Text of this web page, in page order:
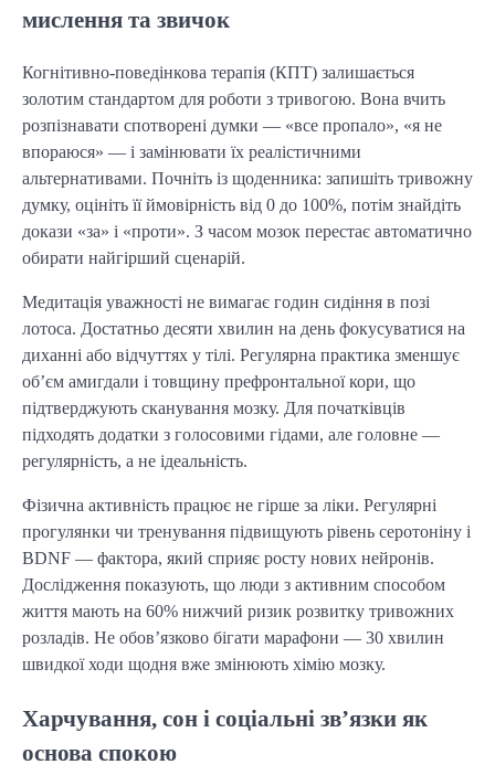
мислення та звичок
Когнітивно-поведінкова терапія (КПТ) залишається
золотим стандартом для роботи з тривогою. Вона вчить
розпізнавати спотворені думки — «все пропало», «я не
впораюся» — і замінювати їх реалістичними
альтернативами. Почніть із щоденника: запишіть тривожну
думку, оцініть її ймовірність від 0 до 100%, потім знайдіть
докази «за» і «проти». З часом мозок перестає автоматично
обирати найгірший сценарій.
Медитація уважності не вимагає годин сидіння в позі
лотоса. Достатньо десяти хвилин на день фокусуватися на
диханні або відчуттях у тілі. Регулярна практика зменшує
об’єм амигдали і товщину префронтальної кори, що
підтверджують сканування мозку. Для початківців
підходять додатки з голосовими гідами, але головне —
регулярність, а не ідеальність.
Фізична активність працює не гірше за ліки. Регулярні
прогулянки чи тренування підвищують рівень серотоніну і
BDNF — фактора, який сприяє росту нових нейронів.
Дослідження показують, що люди з активним способом
життя мають на 60% нижчий ризик розвитку тривожних
розладів. Не обов’язково бігати марафони — 30 хвилин
швидкої ходи щодня вже змінюють хімію мозку.
Харчування, сон і соціальні зв’язки як
основа спокою